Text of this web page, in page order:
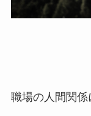
職場の人間関